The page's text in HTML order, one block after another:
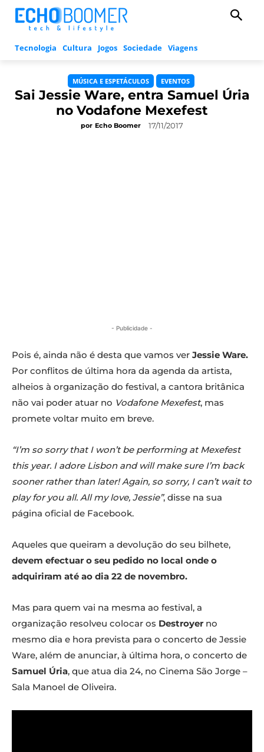
Tecnologia Cultura Jogos Sociedade Viagens
MÚSICA E ESPETÁCULOS EVENTOS
Sai Jessie Ware, entra Samuel Úria
no Vodafone Mexefest
por Echo Boomer 17/11/2017
- Publicidade -
Pois é, ainda não é desta que vamos ver Jessie Ware.
Por conflitos de última hora da agenda da artista,
alheios à organização do festival, a cantora britânica
não vai poder atuar no Vodafone Mexefest, mas
promete voltar muito em breve.
“I’m so sorry that I won’t be performing at Mexefest
this year. I adore Lisbon and will make sure I’m back
sooner rather than later! Again, so sorry, I can’t wait to
play for you all. All my love, Jessie”, disse na sua
página oficial de Facebook.
Aqueles que queiram a devolução do seu bilhete,
devem efectuar o seu pedido no local onde o
adquiriram até ao dia 22 de novembro.
Mas para quem vai na mesma ao festival, a
organização resolveu colocar os Destroyer no
mesmo dia e hora prevista para o concerto de Jessie
Ware, além de anunciar, à última hora, o concerto de
Samuel Úria, que atua dia 24, no Cinema São Jorge –
Sala Manoel de Oliveira.